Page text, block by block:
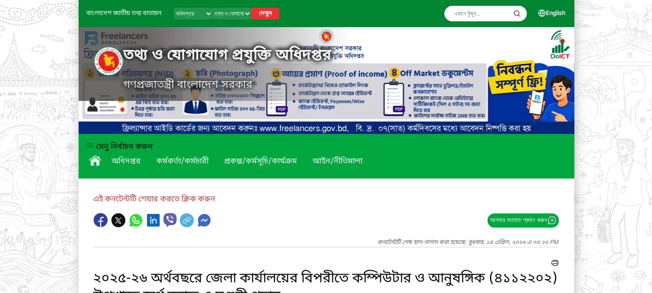
বাংলাদেশ জাতীয় তথ্য বাতায়ন দেখুন English
তথ্য ও যোগাযোগ প্রযুক্তি অধিদপ্তর
গণপ্রজাতন্ত্রী বাংলাদেশ সরকার
মেনু নির্বাচন করুন
অধিদপ্তর
কর্মকর্তা/কর্মচারী প্রকল্প/কর্মসূচি/কার্যক্রম আইন/নীতিমালা
এই কনটেন্টটি শেয়ার করতে ক্লিক করুন
আপনার মতামত প্রদান করুন
কনটেন্টটি শেষ হাল-নাগাদ করা হয়েছে: বুধবার, ১৫ এপ্রিল, ২০২৬ এ ০৩:২২ PM
২০২৫-২৬ অর্থবছরে জেলা কার্যালয়ের বিপরীতে কম্পিউটার ও আনুষঙ্গিক (৪১১২২০২)